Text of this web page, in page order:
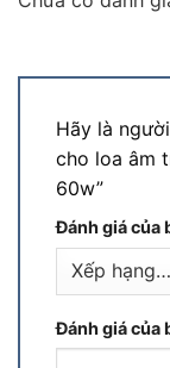
Hãy là
cho loa âm
60w”
Đánh giá của
Đánh giá của